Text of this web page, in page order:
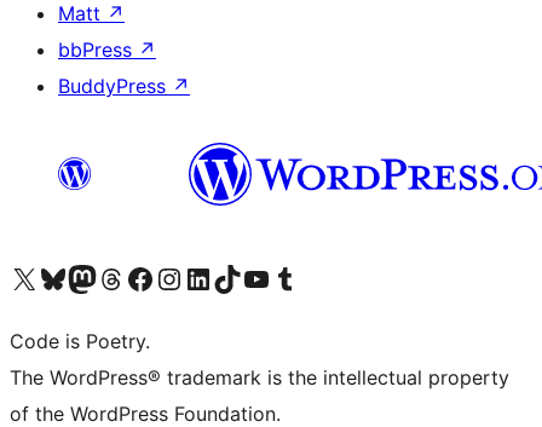
Matt ↗
bbPress ↗
BuddyPress ↗
Visita il nostro account X (ex Twitter)
Visita il nostro account Bluesky
Visita il nostro account Mastodon
Visita il nostro account Threads
Visita la nostra pagina Facebook
Visita il nostro account Instagram
Visita il nostro account LinkedIn
Visita il nostro account TikTok
Visita il nostro canale YouTube
Visita il nostro account Tumblr
Code is Poetry.
The WordPress® trademark is the intellectual property
of the WordPress Foundation.